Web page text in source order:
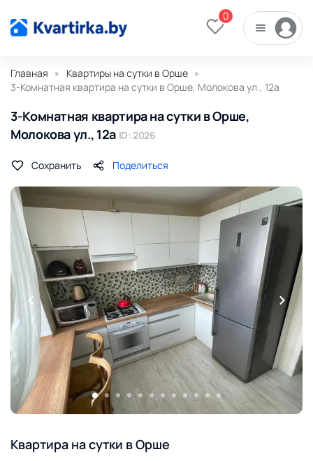
0
Главная
Квартиры на сутки в Орше
3-Комнатная квартира на сутки в Орше, Молокова ул., 12а
3-Комнатная квартира на сутки в Орше,
Молокова ул., 12а ID: 2026
Сохранить Поделиться
Квартира на сутки в Орше